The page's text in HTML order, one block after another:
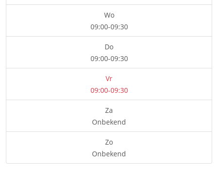
Wo
09:00-09:30
Do
09:00-09:30
Vr
09:00-09:30
Za
Onbekend
Zo
Onbekend